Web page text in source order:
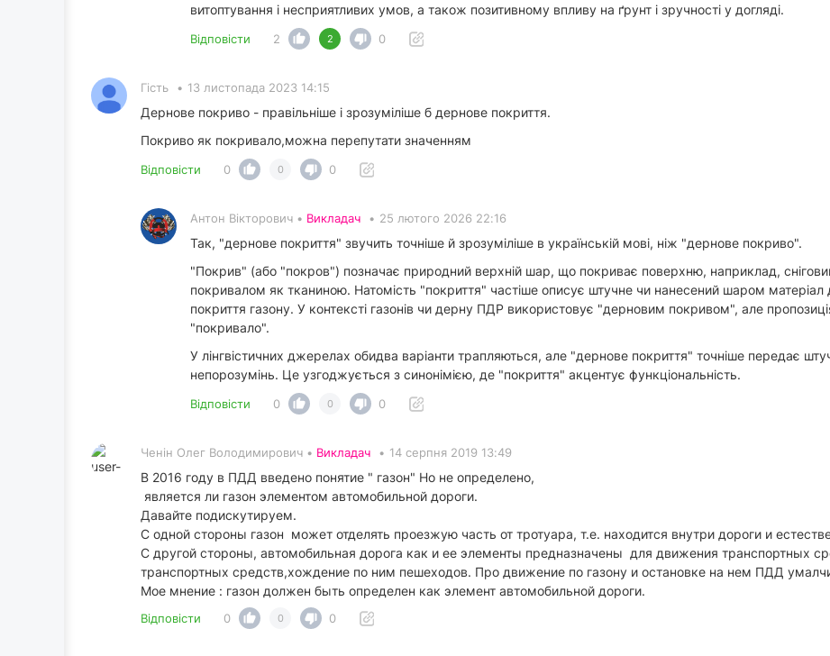
витоптування і несприятливих умов, а також позитивному впливу на ґрунт і зручності у догляді.
Відповісти 2 2 0
Гість • 13 листопада 2023 14:15
Дернове покриво - правільніше і зрозуміліше б дернове покриття.
Покриво як покривало,можна перепутати значенням
Відповісти 0 0 0
Антон Вікторович • Викладач • 25 лютого 2026 22:16
Так, "дернове покриття" звучить точніше й зрозуміліше в українській мові, ніж "дернове покриво".
"Покрив" (або "покров") позначає природний верхній шар, що покриває поверхню, наприклад,
покривалом як тканиною. Натомість "покриття" частіше описує штучне чи нанесений шаром
покриття газону. У контексті газонів чи дерну ПДР використовує "дерновим покривом", але
"покривало".
У лінгвістичних джерелах обидва варіанти трапляються, але "дернове покриття" точніше передає
непорозумінь. Це узгоджується з синонімією, де "покриття" акцентує функціональність.
Відповісти 0 0 0
Ченін Олег Володимирович • Викладач • 14 серпня 2019 13:49
В 2016 году в ПДД введено понятие " газон" Но не определено,
является ли газон элементом автомобильной дороги.
Давайте подискутируем.
С одной стороны газон может отделять проезжую часть от тротуара, т.е. находится внутри дороги и
С другой стороны, автомобильная дорога как и ее элементы предназначены для движения транспортных
транспортных средств,хождение по ним пешеходов. Про движение по газону и остановке на нем ПДД
Мое мнение : газон должен быть определен как элемент автомобильной дороги.
Відповісти 0 0 0